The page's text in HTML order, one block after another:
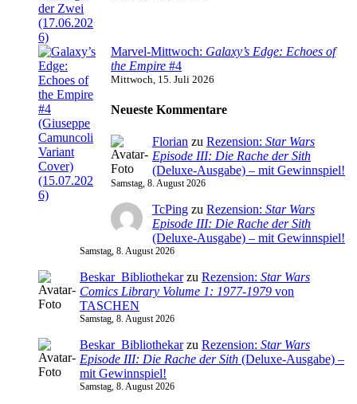
Marvel-Mittwoch: Galaxy’s Edge: Echoes of
the Empire #4
Mittwoch, 15. Juli 2026
Neueste Kommentare
Florian zu Rezension: Star Wars
Episode III: Die Rache der Sith
(Deluxe-Ausgabe) – mit Gewinnspiel!
Samstag, 8. August 2026
TcPing zu Rezension: Star Wars
Episode III: Die Rache der Sith
(Deluxe-Ausgabe) – mit Gewinnspiel!
Samstag, 8. August 2026
Beskar_Bibliothekarzu Rezension: Star Wars
Comics Library Volume 1: 1977-1979 von
TASCHEN
Samstag, 8. August 2026
Beskar_Bibliothekarzu Rezension: Star Wars
Episode III: Die Rache der Sith (Deluxe-Ausgabe) –
mit Gewinnspiel!
Samstag, 8. August 2026